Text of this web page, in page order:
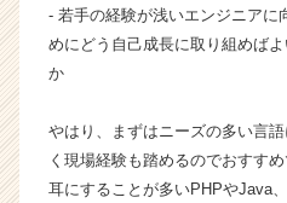
ウ
ト
就
活
サ
- 若手の経験が浅いエンジニアに
めにどう自己成長に取り組めば
か
やはり、まずはニーズの多い言
く現場経験も踏めるのでおすすめ
耳にすることが多いPHPやJava